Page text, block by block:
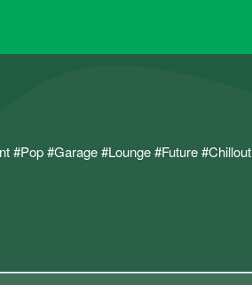
#Pop #Garage #Lounge #Future #Chillout